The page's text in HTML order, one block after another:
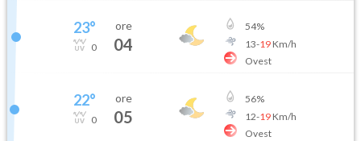
23°
0
ore
04
54%
13-19Km/h
Ovest
22°
0
ore
05
56%
12-19Km/h
Ovest